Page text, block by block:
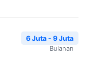
6 Juta - 9 Juta
Bulanan